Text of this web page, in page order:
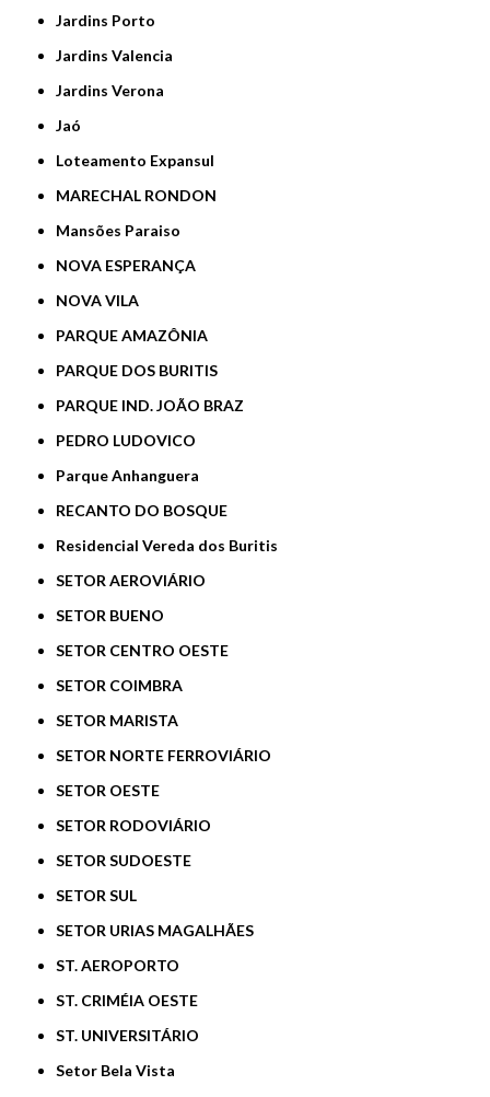
Jardins Porto
Jardins Valencia
Jardins Verona
Jaó
Loteamento Expansul
MARECHAL RONDON
Mansões Paraiso
NOVA ESPERANÇA
NOVA VILA
PARQUE AMAZÔNIA
PARQUE DOS BURITIS
PARQUE IND. JOÃO BRAZ
PEDRO LUDOVICO
Parque Anhanguera
RECANTO DO BOSQUE
Residencial Vereda dos Buritis
SETOR AEROVIÁRIO
SETOR BUENO
SETOR CENTRO OESTE
SETOR COIMBRA
SETOR MARISTA
SETOR NORTE FERROVIÁRIO
SETOR OESTE
SETOR RODOVIÁRIO
SETOR SUDOESTE
SETOR SUL
SETOR URIAS MAGALHÃES
ST. AEROPORTO
ST. CRIMÉIA OESTE
ST. UNIVERSITÁRIO
Setor Bela Vista